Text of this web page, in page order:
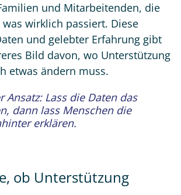
und Mitarbeitenden, die
wirklich passiert. Diese
und gelebter Erfahrung gibt
Bild davon, wo Unterstützung
etwas ändern muss.
Ansatz: Lass die Daten das
dann lass Menschen die
erklären.
ob Unterstützung